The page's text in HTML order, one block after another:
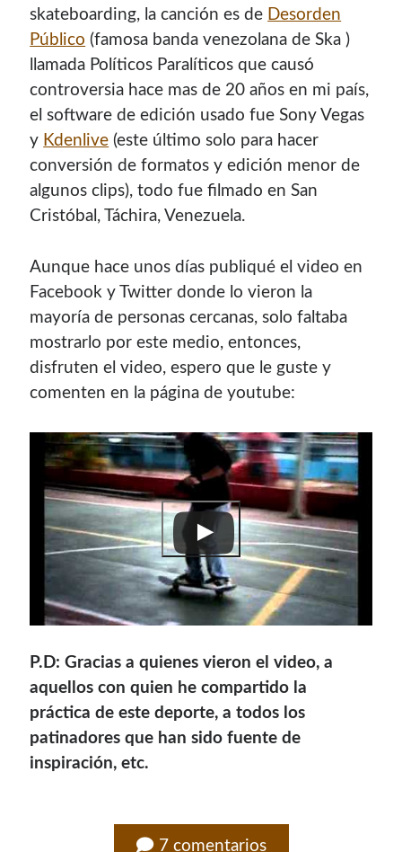
skateboarding, la canción es de Desorden
Público (famosa banda venezolana de Ska )
llamada Políticos Paralíticos que causó
controversia hace mas de 20 años en mi país,
el software de edición usado fue Sony Vegas
y Kdenlive (este último solo para hacer
conversión de formatos y edición menor de
algunos clips), todo fue filmado en San
Cristóbal, Táchira, Venezuela.
Aunque hace unos días publiqué el video en
Facebook y Twitter donde lo vieron la
mayoría de personas cercanas, solo faltaba
mostrarlo por este medio, entonces,
disfruten el video, espero que le guste y
comenten en la página de youtube:
P.D: Gracias a quienes vieron el video, a
aquellos con quien he compartido la
práctica de este deporte, a todos los
patinadores que han sido fuente de
inspiración, etc.
7 comentarios